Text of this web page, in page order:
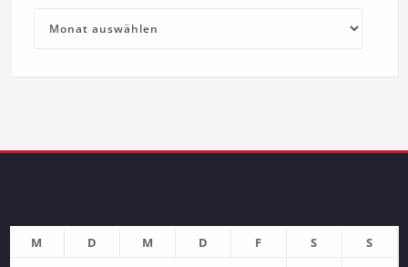
M D M D F S
S